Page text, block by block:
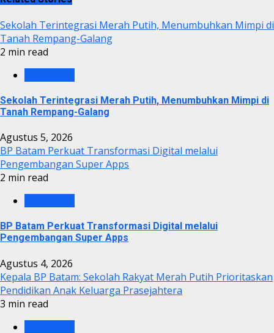
Sekolah Terintegrasi Merah Putih, Menumbuhkan Mimpi di
Tanah Rempang-Galang
2 min read
Sekolah Terintegrasi Merah Putih, Menumbuhkan Mimpi di
Tanah Rempang-Galang
Agustus 5, 2026
BP Batam Perkuat Transformasi Digital melalui
Pengembangan Super Apps
2 min read
BP Batam Perkuat Transformasi Digital melalui
Pengembangan Super Apps
Agustus 4, 2026
Kepala BP Batam: Sekolah Rakyat Merah Putih Prioritaskan
Pendidikan Anak Keluarga Prasejahtera
3 min read